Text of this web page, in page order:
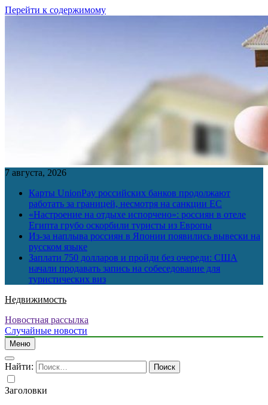
Перейти к содержимому
7 августа, 2026
Карты UnionPay российских банков продолжают
работать за границей, несмотря на санкции ЕС
«Настроение на отдыхе испорчено»: россиян в отеле
Египта грубо оскорбили туристы из Европы
Из-за наплыва россиян в Японии появились вывески на
русском языке
Заплати 750 долларов и пройди без очереди: США
начали продавать запись на собеседование для
туристических виз
Недвижимость
Новостная рассылка
Случайные новости
Меню
Найти:
Заголовки